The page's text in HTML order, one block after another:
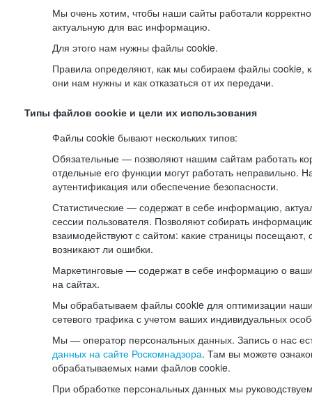
Мы очень хотим, чтобы наши сайты работали
актуальную для вас информацию.
Для этого нам нужны файлы cookie.
Правила определяют, как мы собираем файлы cookie,
они нам нужны и как отказаться от их передачи.
Типы файлов cookie и цели их использования
Файлы cookie бывают нескольких типов:
Обязательные — позволяют нашим сайтам работать
отдельные его функции могут работать неправильно.
аутентификация или обеспечение безопасности.
Статистические — содержат в себе информацию,
сессии пользователя. Позволяют собирать
взаимодействуют с сайтом: какие страницы посещают,
возникают ли ошибки.
Маркетинговые — содержат в себе информацию о
на сайтах.
Мы обрабатываем файлы cookie для оптимизации
сетевого трафика с учетом ваших индивидуальных
Мы — оператор персональных данных. Запись о нас
данных на сайте Роскомнадзора. Там вы можете
обрабатываемых нами файлов cookie.
При обработке персональных данных мы